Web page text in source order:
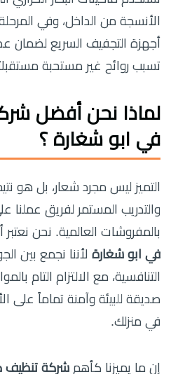
الأنسجة من الداخل، وفي
أجهزة التجفيف السريع لضمان
تسبب روائح غير مستحبة
لماذا نحن أفضل
في ابو شغارة ؟
التميز ليس مجرد شعار، بل هو
والتدريب المستمر لفريق عملنا
بالمفروشات العالمية. نحن
في ابو شغارة لأننا نجمع بين
التنافسية، مع الالتزام التام
صديقة للبيئة وآمنة تماماً على
في منزلك.
إن ما يميزنا كأهم شركة تنظيف